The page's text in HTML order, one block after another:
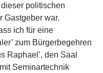
politischen
Gastgeber war.
ich für eine
zum Bürgerbegehren
Raphael’, den Saal
Seminartechnik